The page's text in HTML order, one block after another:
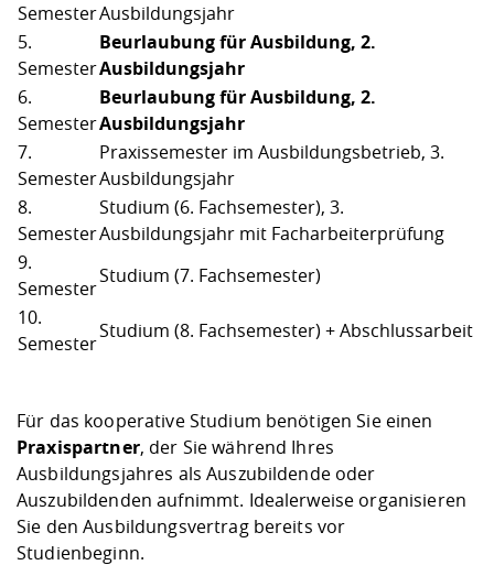
SemesterAusbildungsjahr
5.
Semester
Beurlaubung für Ausbildung, 2.
Ausbildungsjahr
6.
Semester
Beurlaubung für Ausbildung, 2.
Ausbildungsjahr
7.
Semester
Praxissemester im Ausbildungsbetrieb, 3.
Ausbildungsjahr
8.
Semester
Studium (6. Fachsemester), 3.
Ausbildungsjahr mit Facharbeiterprüfung
9.
Semester
Studium (7. Fachsemester)
10.
Semester
Studium (8. Fachsemester) + Abschlussarbeit
Für das kooperative Studium benötigen Sie einen
Praxispartner, der Sie während Ihres
Ausbildungsjahres als Auszubildende oder
Auszubildenden aufnimmt. Idealerweise organisieren
Sie den Ausbildungsvertrag bereits vor
Studienbeginn.